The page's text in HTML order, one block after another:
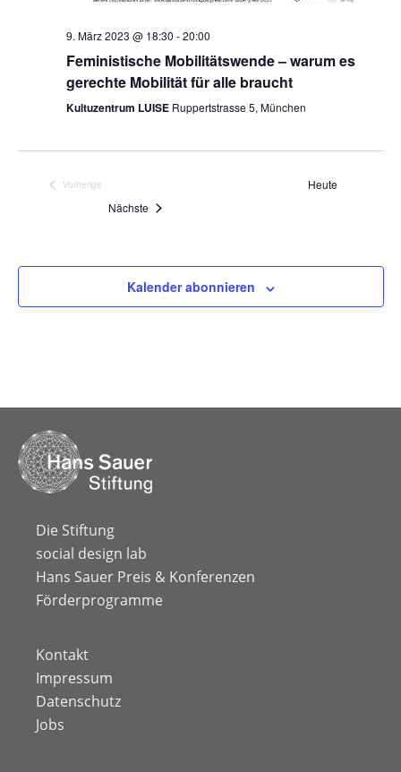
9. März 2023 @ 18:30 -20:00
Feministische Mobilitätswende – warum es
gerechte Mobilität für alle braucht
Kultuzentrum LUISE Ruppertstrasse 5, München
Vorherige
Heute
NächsteVeranstaltungen
Kalender abonnieren
Die Stiftung
social design lab
Hans Sauer Preis & Konferenzen
Förderprogramme
Kontakt
Impressum
Datenschutz
Jobs